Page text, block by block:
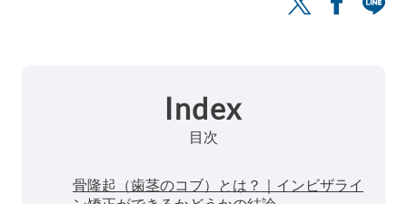
Index
目次
骨隆起（歯茎のコブ）とは？｜インビザライ